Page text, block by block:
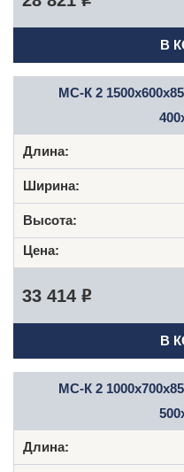
В
МС-К 2
33 414 Р
В
МС-К 2